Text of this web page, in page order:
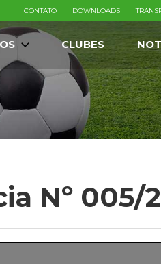
CONTATO DOWNLOADS
CLUBES
Nº 005/